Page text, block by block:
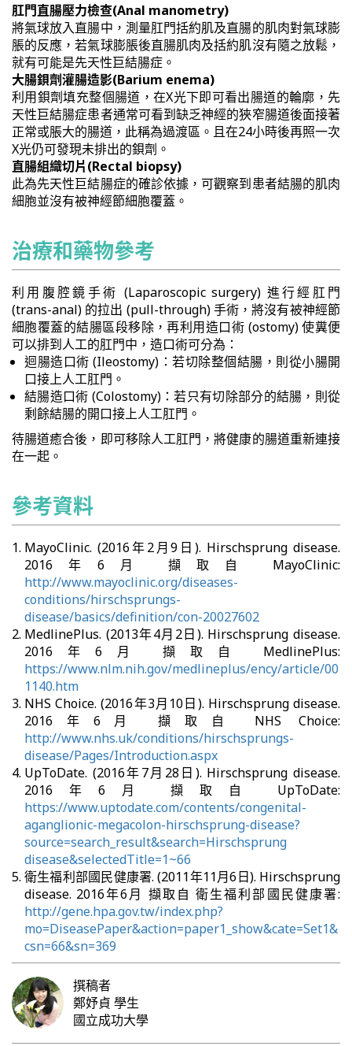
肛門直腸壓力檢查(Anal manometry)
將氣球放入直腸中，測量肛門括約肌及直腸的肌肉對氣球膨
脹的反應，若氣球膨脹後直腸肌肉及括約肌沒有隨之放鬆，
就有可能是先天性巨結腸症。
大腸鋇劑灌腸造影(Barium enema)
利用鋇劑填充整個腸道，在X光下即可看出腸道的輪廓，先
天性巨結腸症患者通常可看到缺乏神經的狹窄腸道後面接著
正常或脹大的腸道，此稱為過渡區。且在24小時後再照一次
X光仍可發現未排出的鋇劑。
直腸組織切片(Rectal biopsy)
此為先天性巨結腸症的確診依據，可觀察到患者結腸的肌肉
細胞並沒有被神經節細胞覆蓋。
治療和藥物參考
利用腹腔鏡手術 (Laparoscopic surgery) 進行經肛門
(trans-anal) 的拉出 (pull-through) 手術，將沒有被神經節
細胞覆蓋的結腸區段移除，再利用造口術 (ostomy) 使糞便
可以排到人工的肛門中，造口術可分為：
迴腸造口術 (Ileostomy)：若切除整個結腸，則從小腸開
口接上人工肛門。
結腸造口術 (Colostomy)：若只有切除部分的結腸，則從
剩餘結腸的開口接上人工肛門。
待腸道癒合後，即可移除人工肛門，將健康的腸道重新連接
在一起。
參考資料
MayoClinic. (2016年2月9日). Hirschsprung disease.
2016年6月 擷取自 MayoClinic:
http://www.mayoclinic.org/diseases-
conditions/hirschsprungs-
disease/basics/definition/con-20027602
MedlinePlus. (2013年4月2日). Hirschsprung disease.
2016年6月 擷取自 MedlinePlus:
https://www.nlm.nih.gov/medlineplus/ency/article/00
1140.htm
NHS Choice. (2016年3月10日). Hirschsprung disease.
2016年6月 擷取自 NHS Choice:
http://www.nhs.uk/conditions/hirschsprungs-
disease/Pages/Introduction.aspx
UpToDate. (2016年7月28日). Hirschsprung disease.
2016年6月 擷取自 UpToDate:
https://www.uptodate.com/contents/congenital-
aganglionic-megacolon-hirschsprung-disease?
source=search_result&search=Hirschsprung
disease&selectedTitle=1~66
衛生福利部國民健康署. (2011年11月6日). Hirschsprung
disease. 2016年6月 擷取自 衛生福利部國民健康署:
http://gene.hpa.gov.tw/index.php?
mo=DiseasePaper&action=paper1_show&cate=Set1&
csn=66&sn=369
撰稿者
鄭妤貞 學生
國立成功大學